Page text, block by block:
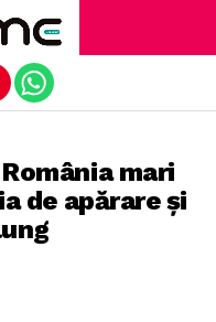
mari
de apărare și